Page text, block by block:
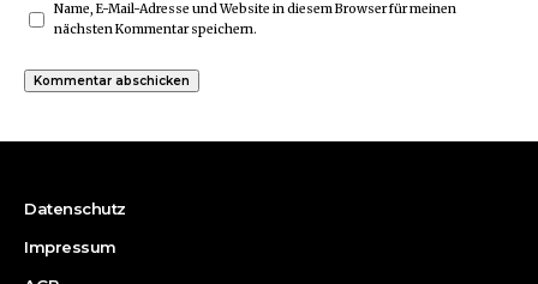
Name, E-Mail-Adresse und Website in diesem Browser für meinen
nächsten Kommentar speichern.
Datenschutz
Impressum